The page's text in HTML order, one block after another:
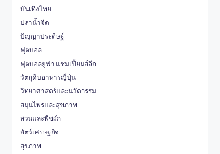
บันเทิงไทย
ปลาน้ำจืด
ปัญญาประดิษฐ์
ฟุตบอล
ฟุตบอลยูฟ่า แชมเปี้ยนส์ลีก
วัตถุดิบอาหารญี่ปุ่น
วิทยาศาสตร์และนวัตกรรม
สมุนไพรและสุขภาพ
สวนและพืชผัก
สัตว์เศรษฐกิจ
สุขภาพ